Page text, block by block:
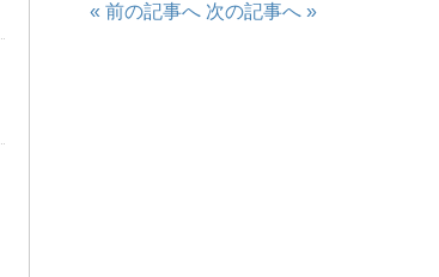
« 前の記事へ 次の記事へ »